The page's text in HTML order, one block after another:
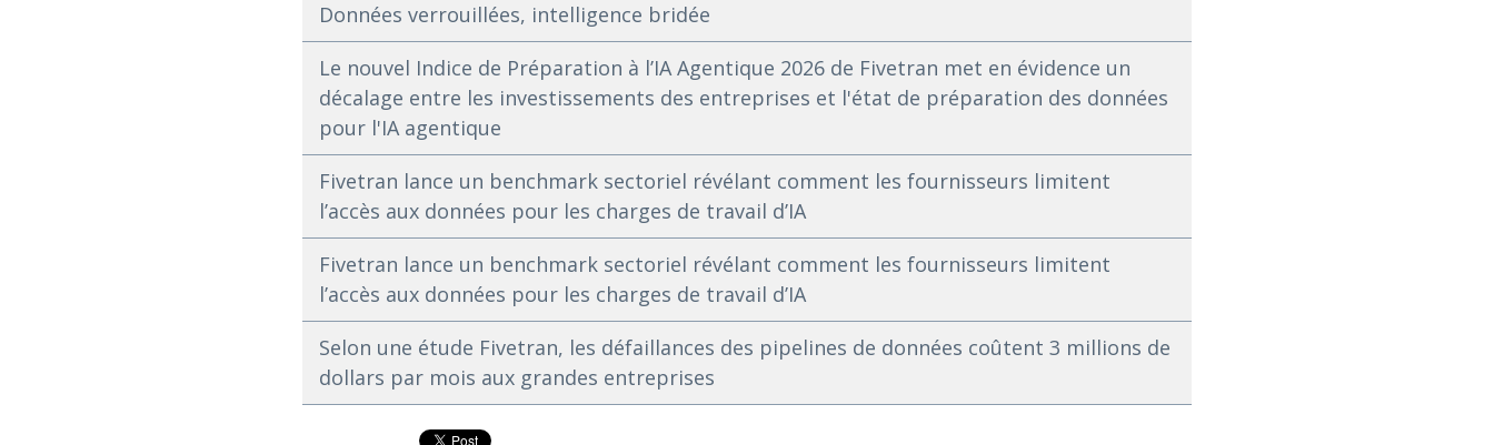
Données verrouillées, intelligence bridée
Le nouvel Indice de Préparation à l’IA Agentique 2026 de Fivetran met en évidence un
décalage entre les investissements des entreprises et l'état de préparation des données
pour l'IA agentique
Fivetran lance un benchmark sectoriel révélant comment les fournisseurs limitent
l’accès aux données pour les charges de travail d’IA
Fivetran lance un benchmark sectoriel révélant comment les fournisseurs limitent
l’accès aux données pour les charges de travail d’IA
Selon une étude Fivetran, les défaillances des pipelines de données coûtent 3 millions de
dollars par mois aux grandes entreprises